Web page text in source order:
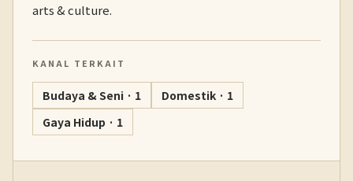
arts & culture.
KANAL TERKAIT
Budaya & Seni · 1
Domestik · 1
Gaya Hidup · 1